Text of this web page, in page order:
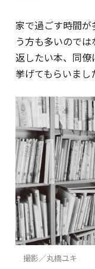
家で過ごす時間
う方も多いので
返したい本、同
挙げてもらいまし
撮影／丸橋ユキ